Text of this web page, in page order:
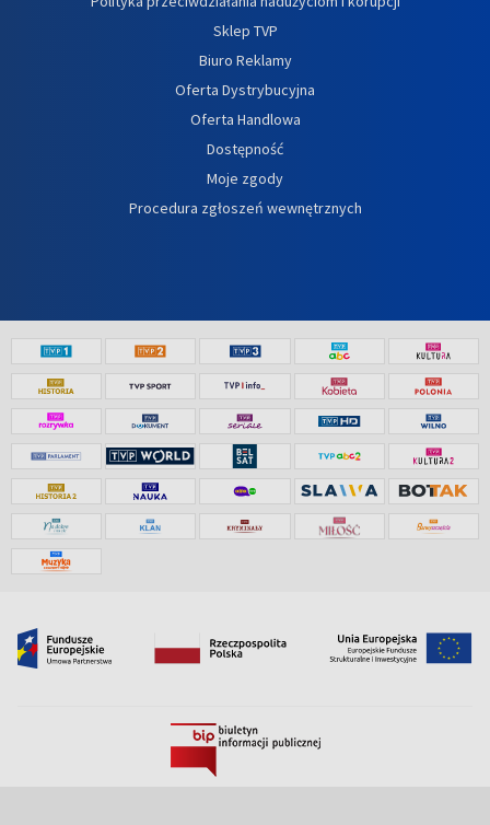
Sklep TVP
Biuro Reklamy
Oferta Dystrybucyjna
Oferta Handlowa
Dostępność
Moje zgody
Procedura zgłoszeń wewnętrznych